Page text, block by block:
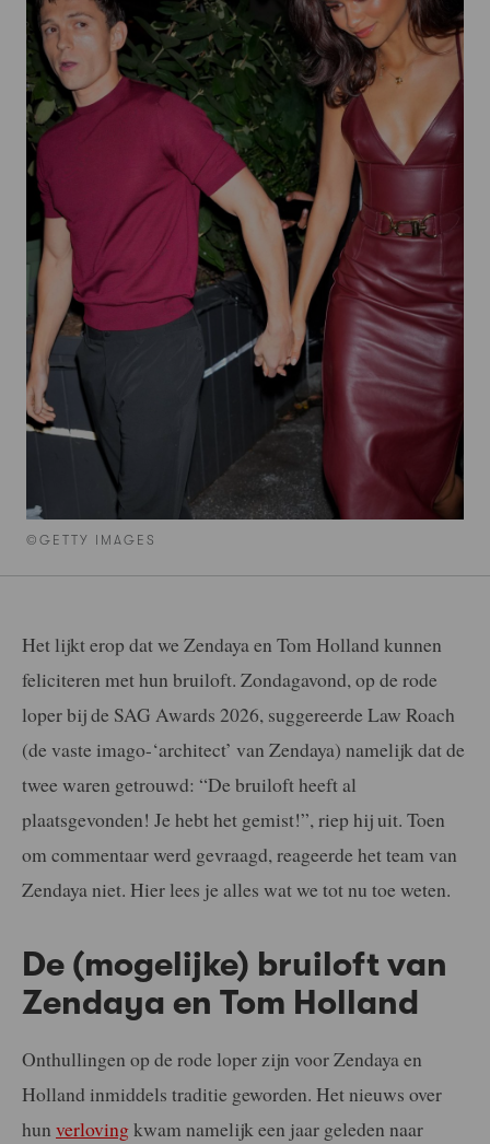
©GETTY IMAGES
Het lijkt erop dat we Zendaya en Tom Holland kunnen
feliciteren met hun bruiloft. Zondagavond, op de rode
loper bij de SAG Awards 2026, suggereerde Law Roach
(de vaste imago-‘architect’ van Zendaya) namelijk dat de
twee waren getrouwd: “De bruiloft heeft al
plaatsgevonden! Je hebt het gemist!”, riep hij uit. Toen
om commentaar werd gevraagd, reageerde het team van
Zendaya niet. Hier lees je alles wat we tot nu toe weten.
De (mogelijke) bruiloft van
Zendaya en Tom Holland
Onthullingen op de rode loper zijn voor Zendaya en
Holland inmiddels traditie geworden. Het nieuws over
hun verlovingkwam namelijk een jaar geleden naar